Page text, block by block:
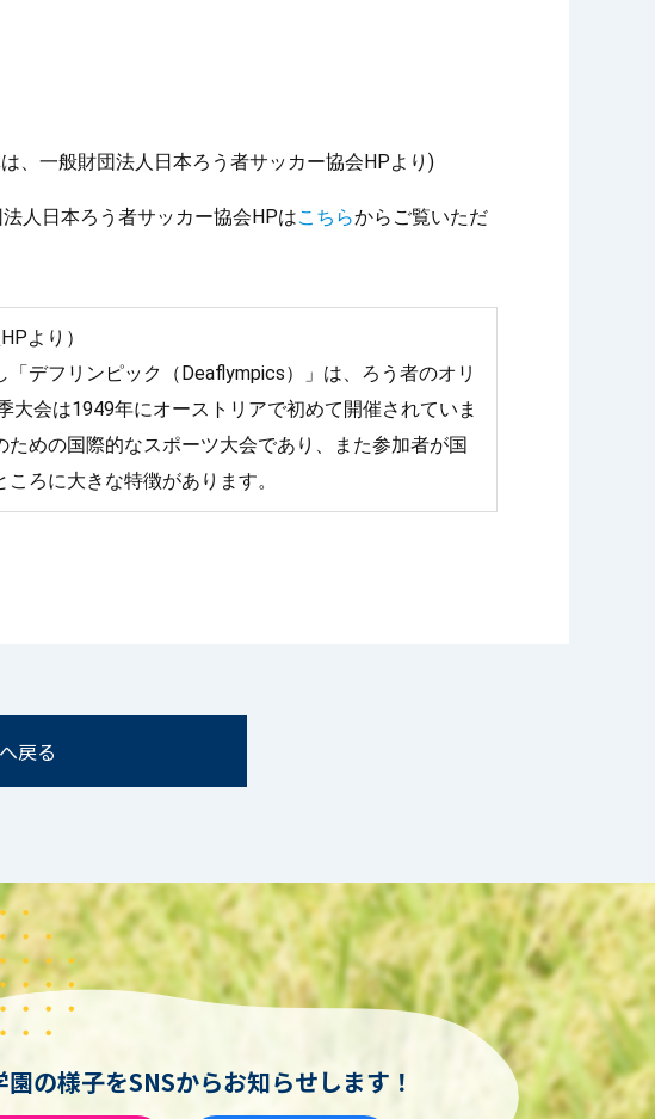
、一般財団法人日本ろう者サッカー協会HPより)
人日本ろう者サッカー協会HPはこちらからご覧いただ
より）
デフリンピック（Deaflympics）」は、ろう者のオリ
会は1949年にオーストリアで初めて開催されていま
めの国際的なスポーツ大会であり、また参加者が国
ろに大きな特徴があります。
戻る
園の様子をSNSからお知らせします！